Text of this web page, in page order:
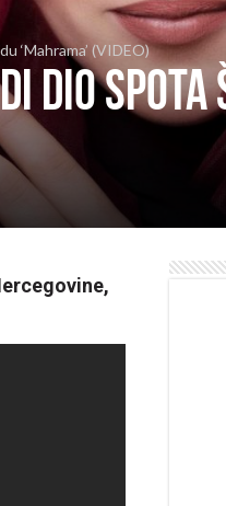
‘Mahrama’ (VIDEO)
dio spota